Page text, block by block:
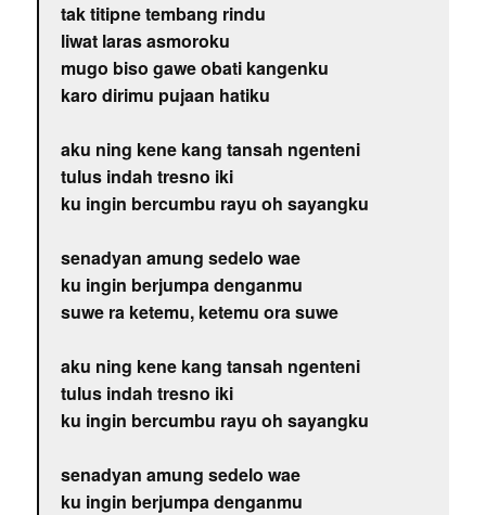
tak titipne tembang rindu
liwat laras asmoroku
mugo biso gawe obati kangenku
karo dirimu pujaan hatiku
aku ning kene kang tansah ngenteni
tulus indah tresno iki
ku ingin bercumbu rayu oh sayangku
senadyan amung sedelo wae
ku ingin berjumpa denganmu
suwe ra ketemu, ketemu ora suwe
aku ning kene kang tansah ngenteni
tulus indah tresno iki
ku ingin bercumbu rayu oh sayangku
senadyan amung sedelo wae
ku ingin berjumpa denganmu